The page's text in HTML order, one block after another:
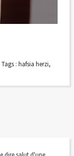
Tags : hafsia herzi,